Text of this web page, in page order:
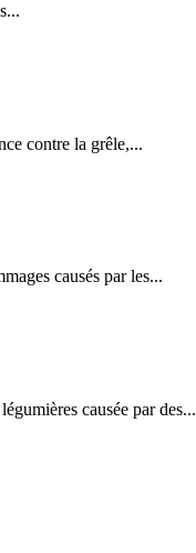
contre la grêle,...
causés par les...
causée par des...